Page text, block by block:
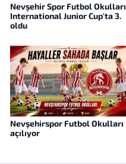
Nevşehir Spor Futbol Okulları
International Junior Cup'ta 3.
oldu
Nevşehirspor Futbol Okulları
açılıyor